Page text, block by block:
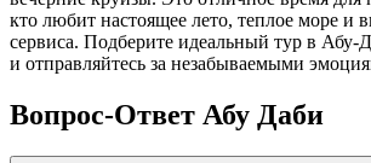
кто любит настоящее лето, теплое море и
сервиса. Подберите идеальный тур в Абу-
и отправляйтесь за незабываемыми
Вопрос-Ответ Абу Даби